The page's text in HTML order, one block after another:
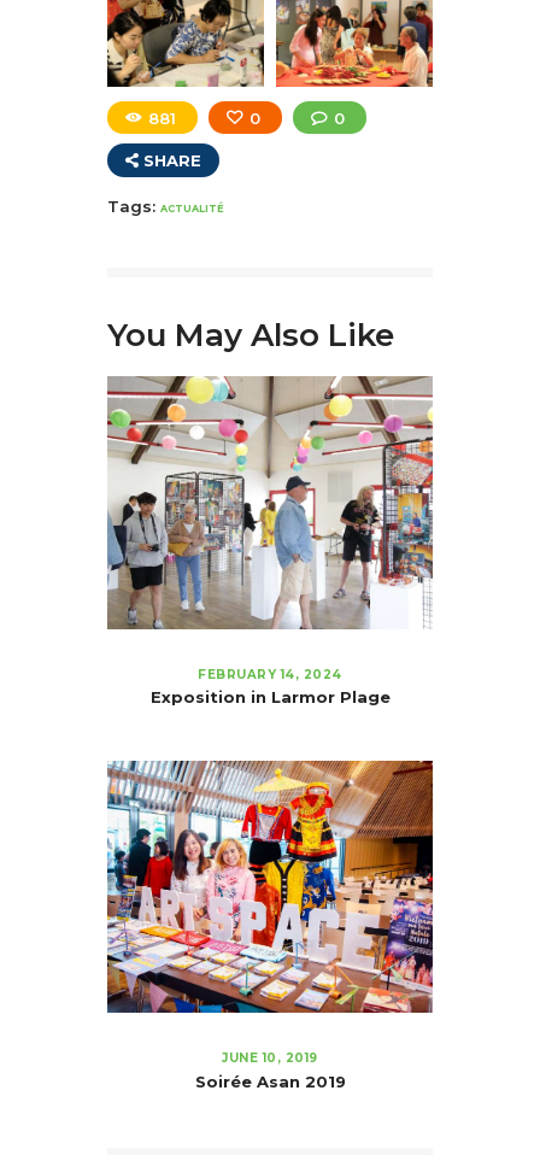
881 0 0
SHARE
Tags: ACTUALITÉ
You May Also Like
FEBRUARY 14, 2024
Exposition in Larmor Plage
JUNE 10, 2019
Soirée Asan 2019